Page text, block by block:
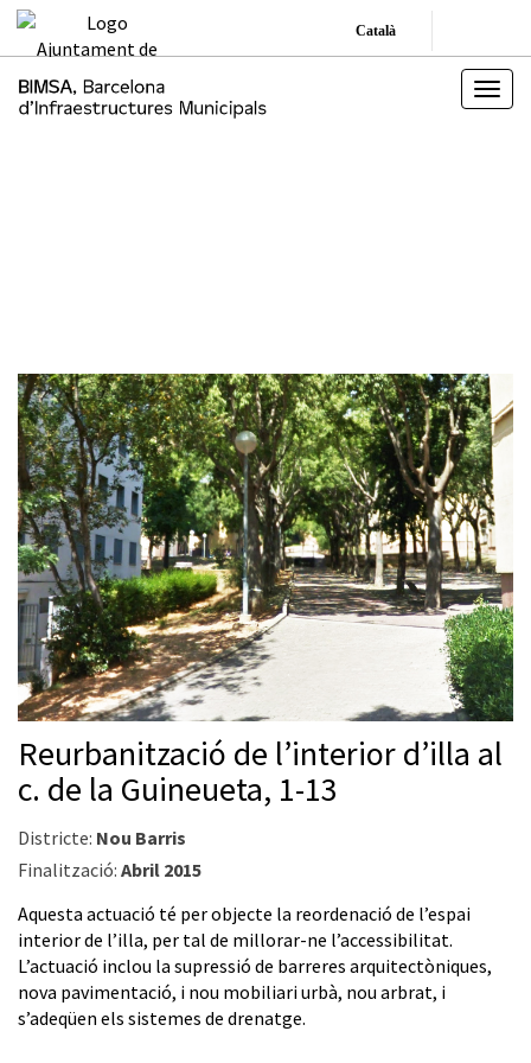
Català
Reurbanització de l’interior d’illa al
c. de la Guineueta, 1-13
Districte: Nou Barris
Finalització: Abril 2015
Aquesta actuació té per objecte la reordenació de l’espai
interior de l’illa, per tal de millorar-ne l’accessibilitat.
L’actuació inclou la supressió de barreres arquitectòniques,
nova pavimentació, i nou mobiliari urbà, nou arbrat, i
s’adeqüen els sistemes de drenatge.